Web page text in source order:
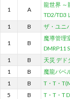
1 A
龍世界 ～
TD2/TD3
1 B ザ・ユニ
1 B
魔導管理
DMRP11
1 B 天災 デド
1
B 魔龍バベ
1
B T・T・
5
B T・T・T